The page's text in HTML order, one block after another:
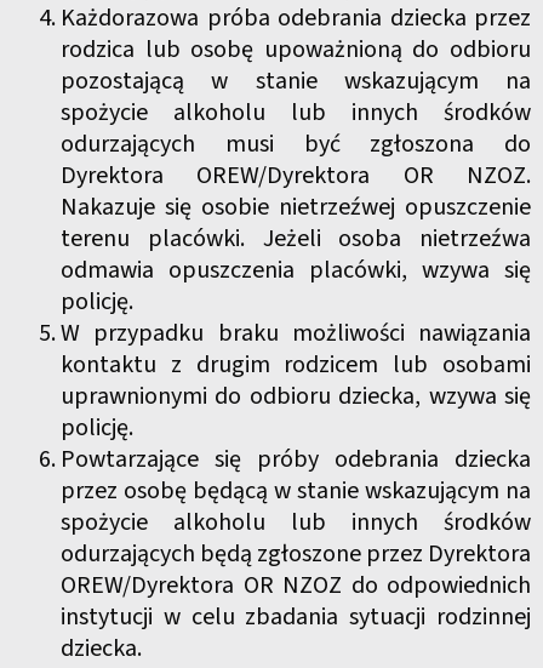
Każdorazowa próba odebrania dziecka przez
rodzica lub osobę upoważnioną do odbioru
pozostającą w stanie wskazującym na
spożycie alkoholu lub innych środków
odurzających musi być zgłoszona do
Dyrektora OREW/Dyrektora OR NZOZ.
Nakazuje się osobie nietrzeźwej opuszczenie
terenu placówki. Jeżeli osoba nietrzeźwa
odmawia opuszczenia placówki, wzywa się
policję.
W przypadku braku możliwości nawiązania
kontaktu z drugim rodzicem lub osobami
uprawnionymi do odbioru dziecka, wzywa się
policję.
Powtarzające się próby odebrania dziecka
przez osobę będącą w stanie wskazującym na
spożycie alkoholu lub innych środków
odurzających będą zgłoszone przez Dyrektora
OREW/Dyrektora OR NZOZ do odpowiednich
instytucji w celu zbadania sytuacji rodzinnej
dziecka.